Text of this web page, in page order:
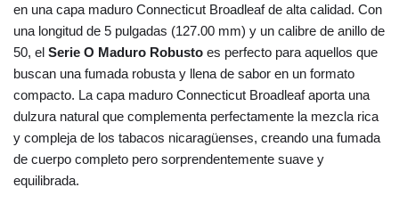
en una capa maduro Connecticut Broadleaf de alta calidad. Con
una longitud de 5 pulgadas (127.00 mm) y un calibre de anillo de
50, el Serie O Maduro Robusto es perfecto para aquellos que
buscan una fumada robusta y llena de sabor en un formato
compacto. La capa maduro Connecticut Broadleaf aporta una
dulzura natural que complementa perfectamente la mezcla rica
y compleja de los tabacos nicaragüenses, creando una fumada
de cuerpo completo pero sorprendentemente suave y
equilibrada.